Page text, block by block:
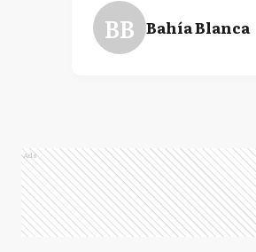
BB Bahía Blanca
Ads